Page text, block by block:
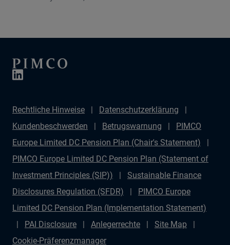
Zusammenhang mit KI zurechtfinden können.
Rechtliche Hinweise
Datenschutzerklärung
Kundenbeschwerden
Betrugswarnung
PIMCO
Europe Limited DC Pension Plan (Chair's Statement)
PIMCO Europe Limited DC Pension Plan (Statement of
Investment Principles (SIP))
Sustainable Finance
Disclosures Regulation (SFDR)
PIMCO Europe
Limited DC Pension Plan (Implementation Statement)
PAI Disclosure
Anlegerrechte
Site Map
Cookie-Präferenzmanager